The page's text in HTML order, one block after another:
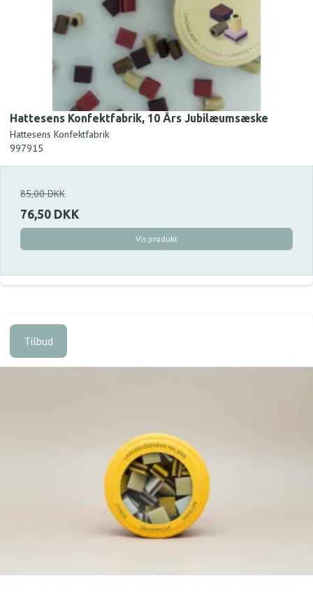
Hattesens Konfektfabrik, 10 Års Jubilæumsæske
Hattesens Konfektfabrik
997915
85,00 DKK
76,50 DKK
Vis produkt
Tilbud